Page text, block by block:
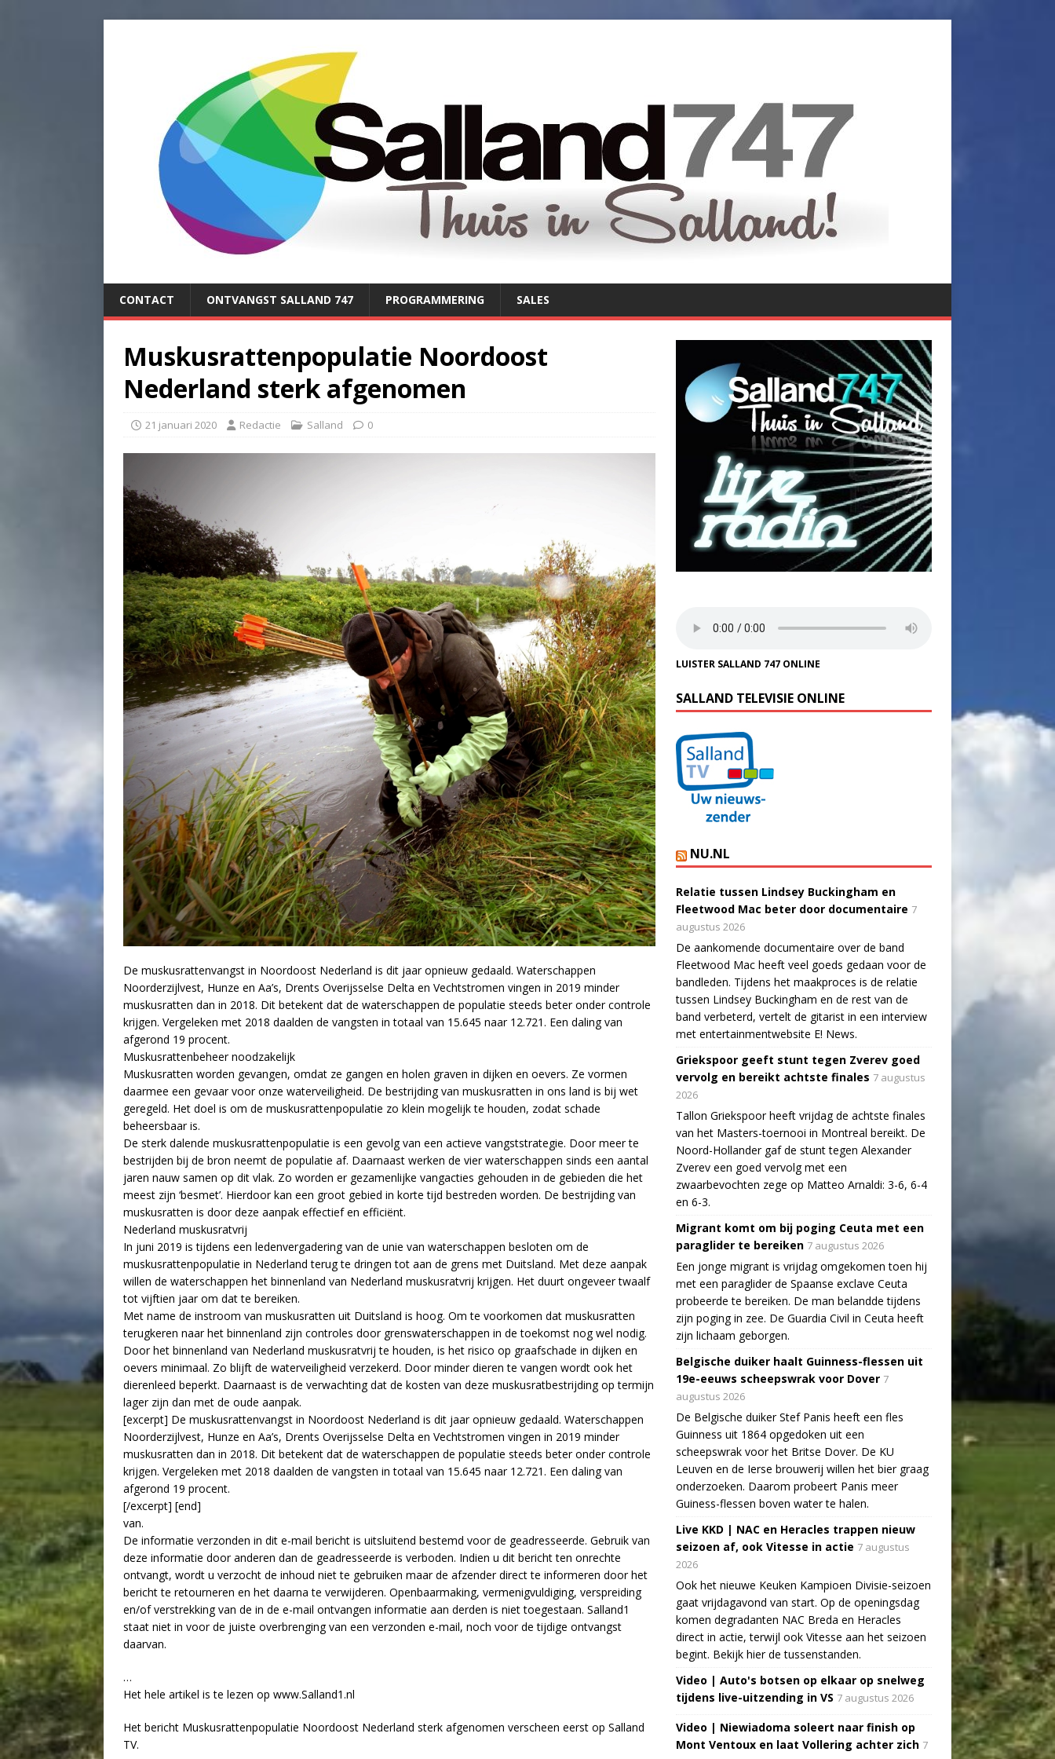
CONTACT ONTVANGST SALLAND 747 PROGRAMMERING SALES
Muskusrattenpopulatie Noordoost
Nederland sterk afgenomen
21 januari 2020 Redactie Salland 0
De muskusrattenvangst in Noordoost Nederland is dit jaar opnieuw gedaald. Waterschappen
Noorderzijlvest, Hunze en Aa’s, Drents Overijsselse Delta en Vechtstromen vingen in 2019 minder
muskusratten dan in 2018. Dit betekent dat de waterschappen de populatie steeds beter onder controle
krijgen. Vergeleken met 2018 daalden de vangsten in totaal van 15.645 naar 12.721. Een daling van
afgerond 19 procent.
Muskusrattenbeheer noodzakelijk
Muskusratten worden gevangen, omdat ze gangen en holen graven in dijken en oevers. Ze vormen
daarmee een gevaar voor onze waterveiligheid. De bestrijding van muskusratten in ons land is bij wet
geregeld. Het doel is om de muskusrattenpopulatie zo klein mogelijk te houden, zodat schade
beheersbaar is.
De sterk dalende muskusrattenpopulatie is een gevolg van een actieve vangststrategie. Door meer te
bestrijden bij de bron neemt de populatie af. Daarnaast werken de vier waterschappen sinds een aantal
jaren nauw samen op dit vlak. Zo worden er gezamenlijke vangacties gehouden in de gebieden die het
meest zijn ‘besmet’. Hierdoor kan een groot gebied in korte tijd bestreden worden. De bestrijding van
muskusratten is door deze aanpak effectief en efficiënt.
Nederland muskusratvrij
In juni 2019 is tijdens een ledenvergadering van de unie van waterschappen besloten om de
muskusrattenpopulatie in Nederland terug te dringen tot aan de grens met Duitsland. Met deze aanpak
willen de waterschappen het binnenland van Nederland muskusratvrij krijgen. Het duurt ongeveer twaalf
tot vijftien jaar om dat te bereiken.
Met name de instroom van muskusratten uit Duitsland is hoog. Om te voorkomen dat muskusratten
terugkeren naar het binnenland zijn controles door grenswaterschappen in de toekomst nog wel nodig.
Door het binnenland van Nederland muskusratvrij te houden, is het risico op graafschade in dijken en
oevers minimaal. Zo blijft de waterveiligheid verzekerd. Door minder dieren te vangen wordt ook het
dierenleed beperkt. Daarnaast is de verwachting dat de kosten van deze muskusratbestrijding op termijn
lager zijn dan met de oude aanpak.
[excerpt] De muskusrattenvangst in Noordoost Nederland is dit jaar opnieuw gedaald. Waterschappen
Noorderzijlvest, Hunze en Aa’s, Drents Overijsselse Delta en Vechtstromen vingen in 2019 minder
muskusratten dan in 2018. Dit betekent dat de waterschappen de populatie steeds beter onder controle
krijgen. Vergeleken met 2018 daalden de vangsten in totaal van 15.645 naar 12.721. Een daling van
afgerond 19 procent.
[/excerpt] [end]
van.
De informatie verzonden in dit e-mail bericht is uitsluitend bestemd voor de geadresseerde. Gebruik van
deze informatie door anderen dan de geadresseerde is verboden. Indien u dit bericht ten onrechte
ontvangt, wordt u verzocht de inhoud niet te gebruiken maar de afzender direct te informeren door het
bericht te retourneren en het daarna te verwijderen. Openbaarmaking, vermenigvuldiging, verspreiding
en/of verstrekking van de in de e-mail ontvangen informatie aan derden is niet toegestaan. Salland1
staat niet in voor de juiste overbrenging van een verzonden e-mail, noch voor de tijdige ontvangst
daarvan.
…
Het hele artikel is te lezen op www.Salland1.nl
Het bericht Muskusrattenpopulatie Noordoost Nederland sterk afgenomen verscheen eerst op Salland
TV.
LUISTER SALLAND 747 ONLINE
SALLAND TELEVISIE ONLINE
NU.NL
Relatie tussen Lindsey Buckingham en
Fleetwood Mac beter door documentaire 7
augustus 2026
De aankomende documentaire over de band
Fleetwood Mac heeft veel goeds gedaan voor de
bandleden. Tijdens het maakproces is de relatie
tussen Lindsey Buckingham en de rest van de
band verbeterd, vertelt de gitarist in een interview
met entertainmentwebsite E! News.
Griekspoor geeft stunt tegen Zverev goed
vervolg en bereikt achtste finales 7 augustus
2026
Tallon Griekspoor heeft vrijdag de achtste finales
van het Masters-toernooi in Montreal bereikt. De
Noord-Hollander gaf de stunt tegen Alexander
Zverev een goed vervolg met een
zwaarbevochten zege op Matteo Arnaldi: 3-6, 6-4
en 6-3.
Migrant komt om bij poging Ceuta met een
paraglider te bereiken 7 augustus 2026
Een jonge migrant is vrijdag omgekomen toen hij
met een paraglider de Spaanse exclave Ceuta
probeerde te bereiken. De man belandde tijdens
zijn poging in zee. De Guardia Civil in Ceuta heeft
zijn lichaam geborgen.
Belgische duiker haalt Guinness-flessen uit
19e-eeuws scheepswrak voor Dover 7
augustus 2026
De Belgische duiker Stef Panis heeft een fles
Guinness uit 1864 opgedoken uit een
scheepswrak voor het Britse Dover. De KU
Leuven en de Ierse brouwerij willen het bier graag
onderzoeken. Daarom probeert Panis meer
Guiness-flessen boven water te halen.
Live KKD | NAC en Heracles trappen nieuw
seizoen af, ook Vitesse in actie 7 augustus
2026
Ook het nieuwe Keuken Kampioen Divisie-seizoen
gaat vrijdagavond van start. Op de openingsdag
komen degradanten NAC Breda en Heracles
direct in actie, terwijl ook Vitesse aan het seizoen
begint. Bekijk hier de tussenstanden.
Video | Auto's botsen op elkaar op snelweg
tijdens live-uitzending in VS 7 augustus 2026
Video | Niewiadoma soleert naar finish op
Mont Ventoux en laat Vollering achter zich 7